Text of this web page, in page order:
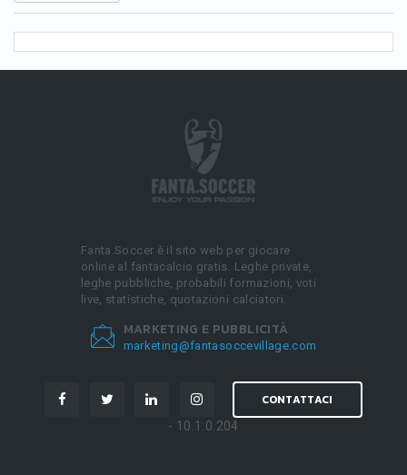
Fanta.Soccer è il sito web per giocare
online al fantacalcio gratis. Leghe private,
leghe pubbliche, probabili formazioni, voti
live, statistiche, quotazioni calciatori.
MARKETING E PUBBLICITÀ
marketing@fantasoccevillage.com
CONTATTACI
- 10.1.0.204